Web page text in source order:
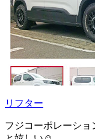
リフター
フジコーポレーショ